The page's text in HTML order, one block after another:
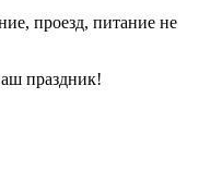
проезд, питание не
праздник!